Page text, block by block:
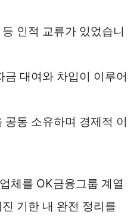
인적 교류가 있었습니
대여와 차입이 이루어
동 소유하며 경제적 이
체를 OK금융그룹 계열
기한 내 완전 정리를